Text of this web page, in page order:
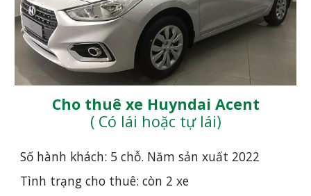
Cho thuê xe Huyndai Acent
( Có lái hoặc tự lái)
Số hành khách: 5 chỗ. Năm sản xuất 2022
Tình trạng cho thuê: còn 2 xe